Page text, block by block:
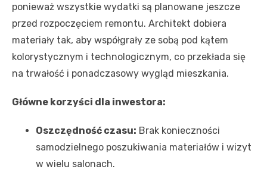
ponieważ wszystkie wydatki są planowane jeszcze
przed rozpoczęciem remontu. Architekt dobiera
materiały tak, aby współgrały ze sobą pod kątem
kolorystycznym i technologicznym, co przekłada się
na trwałość i ponadczasowy wygląd mieszkania.
Główne korzyści dla inwestora:
Oszczędność czasu: Brak konieczności
samodzielnego poszukiwania materiałów i wizyt
w wielu salonach.